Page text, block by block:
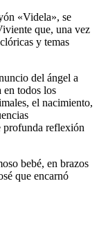
«Videla», se
que, una vez
y temas
del ángel a
en todos los
el nacimiento,
profunda reflexión
bebé, en brazos
que encarnó